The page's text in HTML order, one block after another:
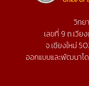
วิทย
เลขที่ 9 ถ.เวีย
จ.เชียงใหม่
ออกแบบและพัฒนาโ